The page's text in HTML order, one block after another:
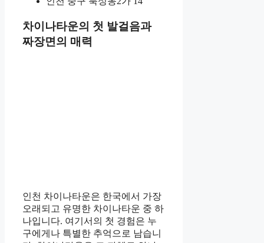
차이나타운의 첫 발걸음과
짜장면의 매력
인천 차이나타운은 한국에서 가장
오래되고 유명한 차이나타운 중 하
나입니다. 여기서의 첫 경험은 누
구에게나 특별한 추억으로 남습니